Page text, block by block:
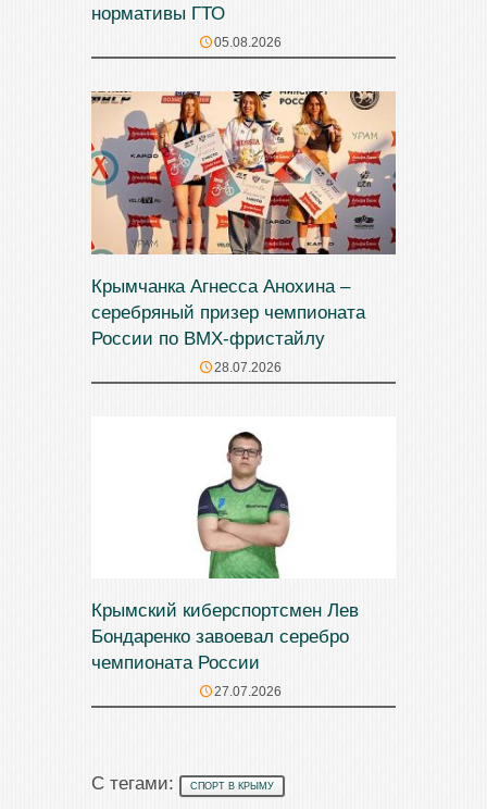
нормативы ГТО
05.08.2026
Крымчанка Агнесса Анохина –
серебряный призер чемпионата
России по BMX-фристайлу
28.07.2026
Крымский киберспортсмен Лев
Бондаренко завоевал серебро
чемпионата России
27.07.2026
С тегами: СПОРТ В КРЫМУ